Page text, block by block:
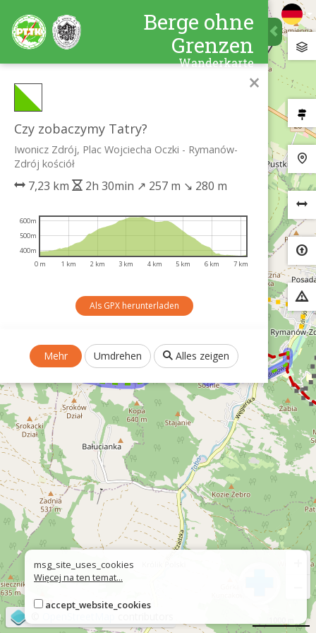
Berge ohne
Grenzen
Wanderkarte
×
Czy zobaczymy Tatry?
Iwonicz Zdrój, Plac Wojciecha Oczki - Rymanów-
Zdrój kościół
7,23 km 2h 30min ↗ 257 m ↘ 280 m
0 m 1 km 2 km 3 km 4 km 5 km 6 km 7 km
400m
500m
600m
Als GPX herunterladen
Mehr Umdrehen Alles zeigen
msg_site_uses_cookies
Więcej na ten temat...
accept_website_cookies